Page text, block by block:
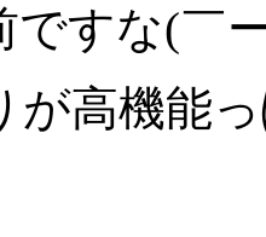
すな(￣
が高機能